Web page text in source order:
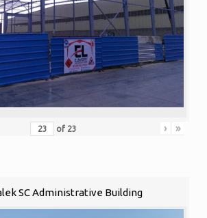
of 23 › »
SC Administrative Building